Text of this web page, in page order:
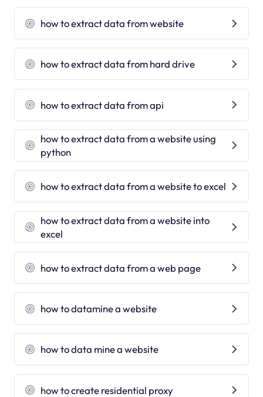
how to extract data from website
how to extract data from hard drive
how to extract data from api
how to extract data from a website using
python
how to extract data from a website to excel
how to extract data from a website into
excel
how to extract data from a web page
how to datamine a website
how to data mine a website
how to create residential proxy